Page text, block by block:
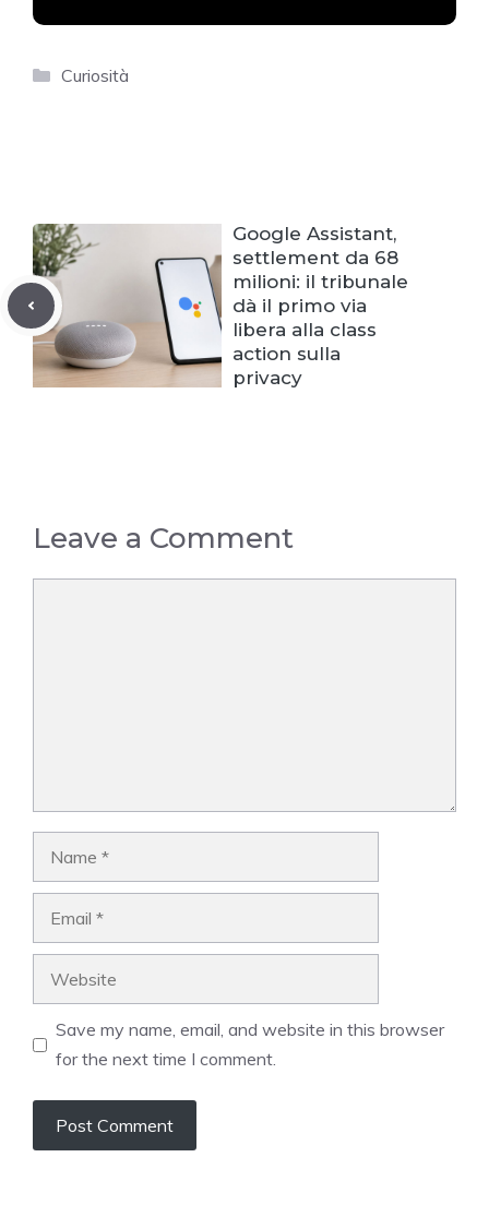
Categories
Curiosità
Google Assistant,
settlement da 68
milioni: il tribunale
dà il primo via
libera alla class
action sulla
privacy
Leave a Comment
Save my name, email, and website in this browser
for the next time I comment.